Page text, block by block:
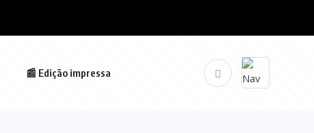
📰 Edição impressa